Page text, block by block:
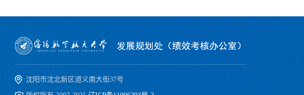
沈阳市沈北新区道义南大街37号